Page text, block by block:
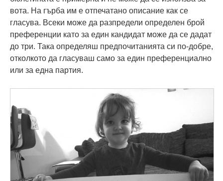
вота. На гърба им е отпечатано описание как се
гласува. Всеки може да разпредели определен брой
преференции като за един кандидат може да се дадат
до три. Така определяш предпочитанията си по-добре,
отколкото да гласуваш само за един преференциално
или за една партия.